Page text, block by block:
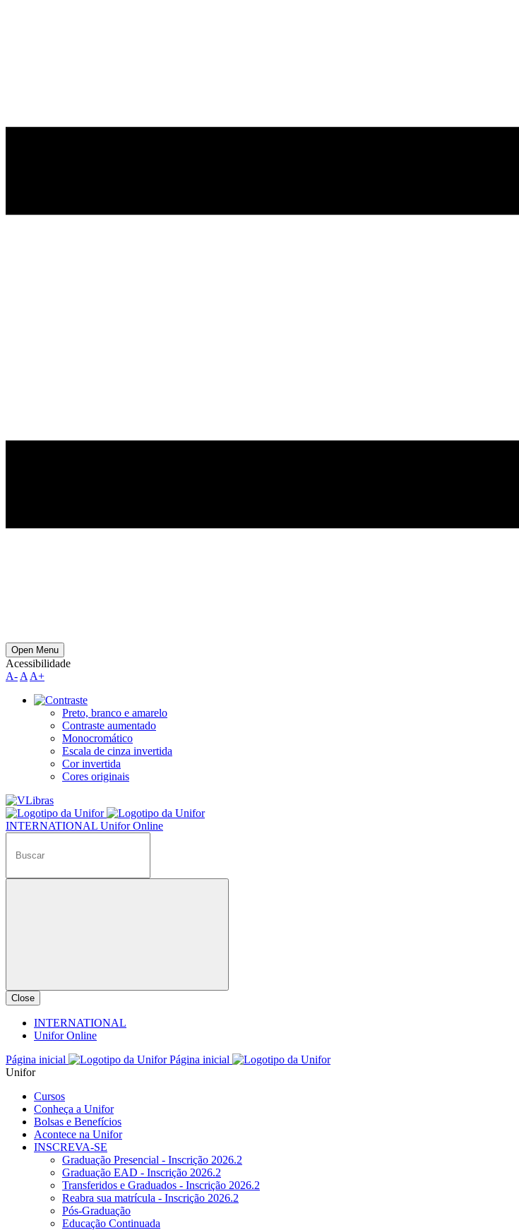
Open Menu
Acessibilidade
A- A A+
Preto, branco e amarelo
Contraste aumentado
Monocromático
Escala de cinza invertida
Cor invertida
Cores originais
INTERNATIONAL Unifor Online
Close
INTERNATIONAL
Unifor Online
Página inicial
Página inicial
Unifor
Cursos
Conheça a Unifor
Bolsas e Benefícios
Acontece na Unifor
INSCREVA-SE
Graduação Presencial - Inscrição 2026.2
Graduação EAD - Inscrição 2026.2
Transferidos e Graduados - Inscrição 2026.2
Reabra sua matrícula - Inscrição 2026.2
Pós-Graduação
Educação Continuada